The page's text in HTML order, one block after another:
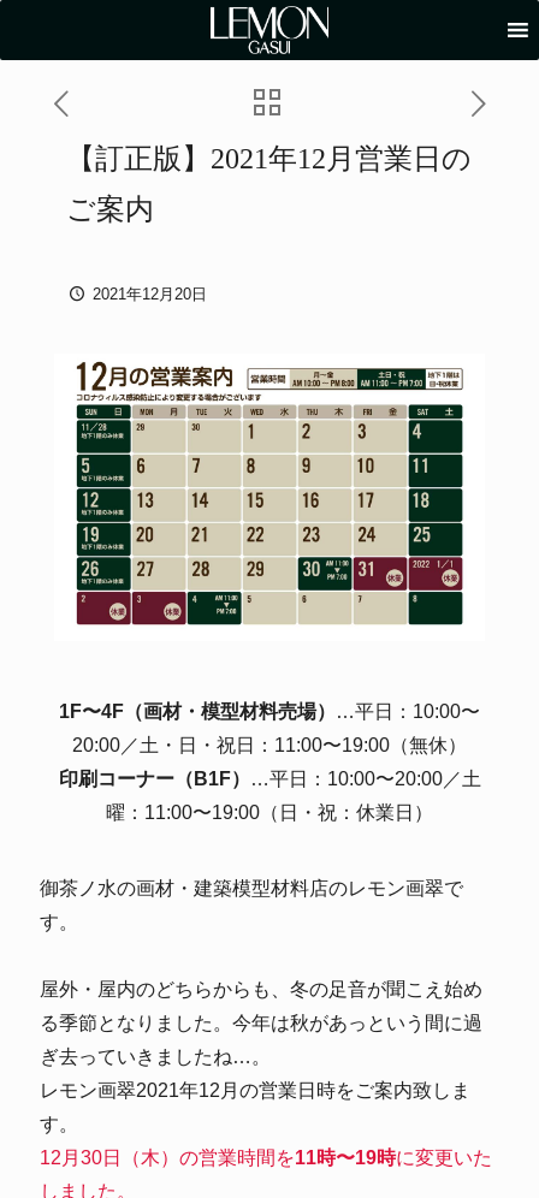
【訂正版】2021年12月営業日の
ご案内
2021年12月20日
1F〜4F（画材・模型材料売場）
…平日：10:00〜
20:00／土・日・祝日：11:00〜19:00（無休）
印刷コーナー（B1F）
…平日：10:00〜20:00／土
曜：11:00〜19:00（日・祝：休業日）
御茶ノ水の画材・建築模型材料店のレモン画翠で
す。
屋外・屋内のどちらからも、冬の足音が聞こえ始め
る季節となりました。今年は秋があっという間に過
ぎ去っていきましたね…。
レモン画翠2021年12月の営業日時をご案内致しま
す。
12月30日（木）の営業時間を11時〜19時に変更いた
しました。